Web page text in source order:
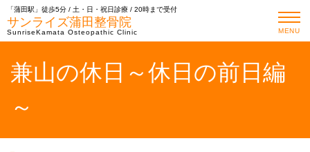
「蒲田駅」徒歩5分 / 土・日・祝日診療 / 20時まで受付
サンライズ蒲田整骨院
SunriseKamata Osteopathic Clinic MENU
兼山の休日～休日の前日編
～